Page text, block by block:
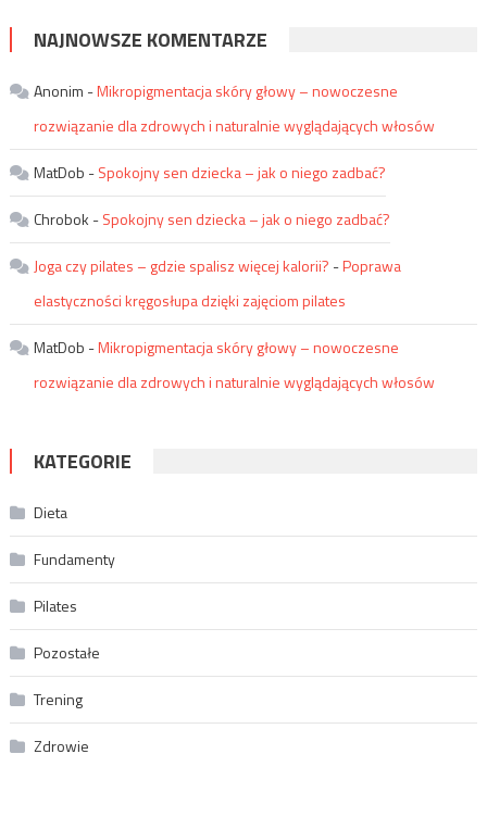
NAJNOWSZE KOMENTARZE
Anonim -Mikropigmentacja skóry głowy – nowoczesne
rozwiązanie dla zdrowych i naturalnie wyglądających włosów
MatDob -Spokojny sen dziecka – jak o niego zadbać?
Chrobok -Spokojny sen dziecka – jak o niego zadbać?
Joga czy pilates – gdzie spalisz więcej kalorii? -Poprawa
elastyczności kręgosłupa dzięki zajęciom pilates
MatDob -Mikropigmentacja skóry głowy – nowoczesne
rozwiązanie dla zdrowych i naturalnie wyglądających włosów
KATEGORIE
Dieta
Fundamenty
Pilates
Pozostałe
Trening
Zdrowie